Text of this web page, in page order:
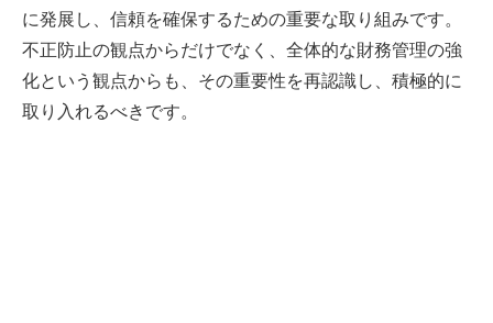
に発展し、信頼を確保するための重要な取り組みです。
不正防止の観点からだけでなく、全体的な財務管理の強
化という観点からも、その重要性を再認識し、積極的に
取り入れるべきです。